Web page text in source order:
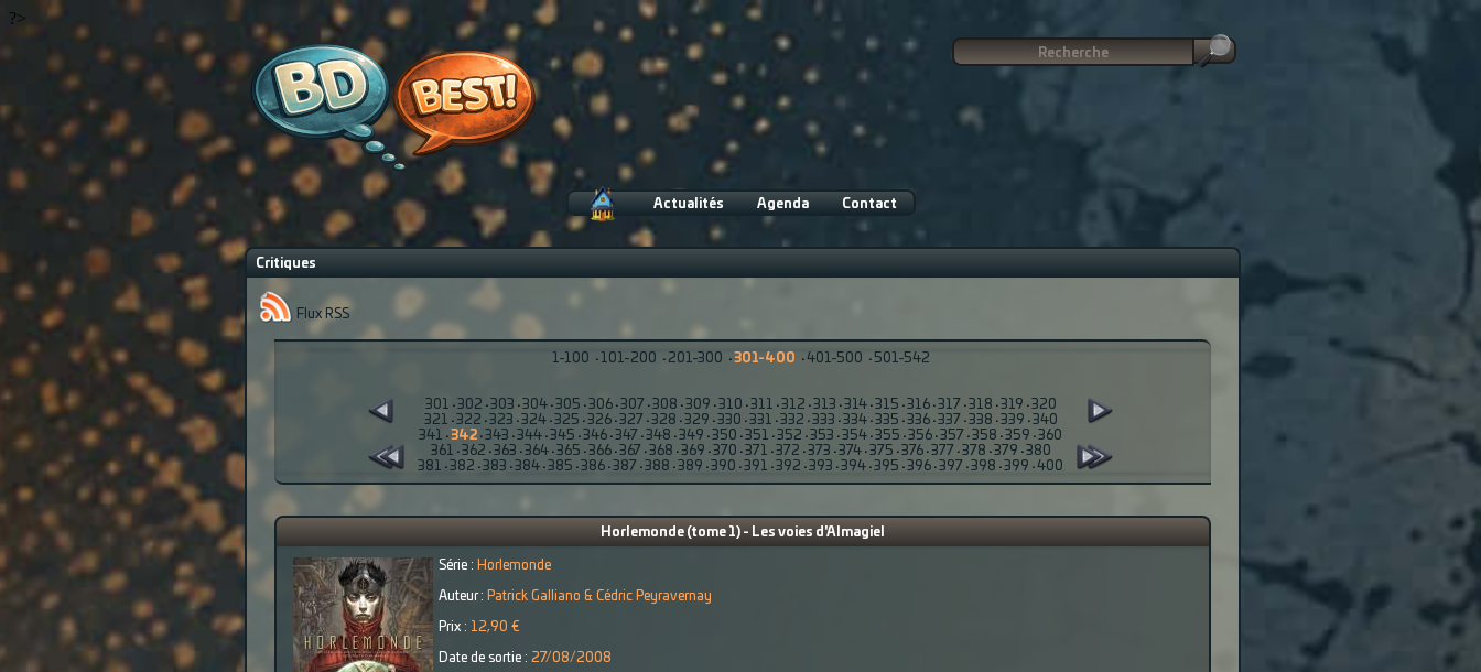
?>
Actualités Agenda Contact
Critiques
Flux RSS
1-100 · 101-200 · 201-300 · 301-400 · 401-500 · 501-542
301 · 302 · 303 · 304 · 305 · 306 · 307 · 308 · 309 · 310 · 311 · 312 · 313 · 314 · 315 · 316 · 317 · 318 · 319 · 320
321
· 322 · 323 · 324 · 325 · 326 · 327 · 328 · 329 · 330 · 331 · 332 · 333 · 334 · 335 · 336 · 337 · 338 · 339 · 340
341
·342 · 343 · 344 · 345 · 346 · 347 · 348 · 349 · 350 · 351 · 352 · 353 · 354 · 355 · 356 · 357 · 358 · 359 · 360
361
· 362 · 363 · 364 · 365 · 366 · 367 · 368 · 369 · 370 · 371 · 372 · 373 · 374 · 375 · 376 · 377 · 378 · 379 · 380
381
· 382 · 383 · 384 · 385 · 386 · 387 · 388 · 389 · 390 · 391 · 392 · 393 · 394 · 395 · 396 · 397 · 398 · 399 ·400
Horlemonde (tome 1) - Les voies d'Almagiel
Série : Horlemonde
Auteur : Patrick Galliano & Cédric Peyravernay
Prix : 12,90 €
Date de sortie : 27/08/2008